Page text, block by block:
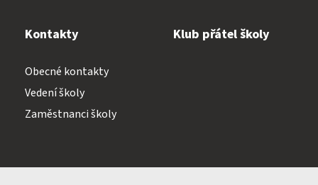
Kontakty
Obecné kontakty
Vedení školy
Zaměstnanci školy
Klub přátel školy